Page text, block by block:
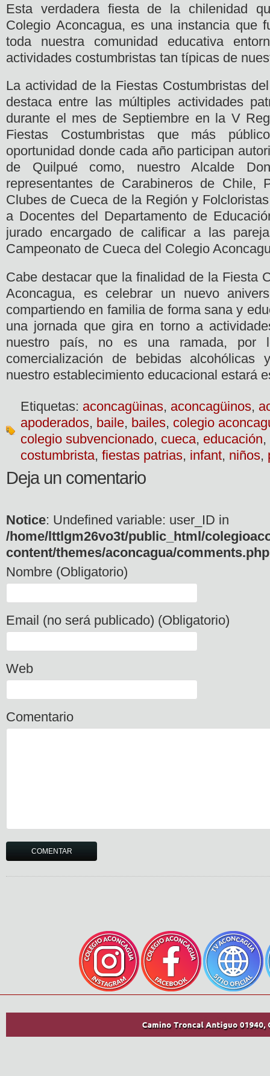
Esta verdadera fiesta de la chilenidad
Colegio Aconcagua, es una instancia que
toda nuestra comunidad educativa
actividades costumbristas tan típicas de
La actividad de la Fiestas Costumbristas
destaca entre las múltiples actividades
durante el mes de Septiembre en la V
Fiestas Costumbristas que más
oportunidad donde cada año participan
de Quilpué como, nuestro Alcalde
representantes de Carabineros de Chile,
Clubes de Cueca de la Región y
a Docentes del Departamento de
jurado encargado de calificar a las
Campeonato de Cueca del Colegio
Cabe destacar que la finalidad de la Fiesta
Aconcagua, es celebrar un nuevo
compartiendo en familia de forma sana y
una jornada que gira en torno a
nuestro país, no es una ramada, por
comercialización de bebidas
nuestro establecimiento educacional estará
Etiquetas: aconcagüinas, aconcagüinos,
apoderados, baile, bailes, colegio
colegio subvencionado, cueca, educación,
costumbrista, fiestas patrias, infant, niños,
Deja un comentario
Notice: Undefined variable: user_ID in
/home/lttlgm26vo3t/public_html/
content/themes/aconcagua/comments.php
Nombre (Obligatorio)
Email (no será publicado) (Obligatorio)
Web
Comentario